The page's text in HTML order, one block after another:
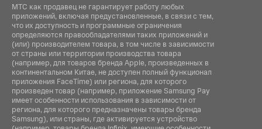
МТС как продавец не гарантирует работу любых
приложений, включая предустановленные, в связи с тем,
что их доступность и программные ограничения
определяются правообладателями таких приложений и
(или) производителем товара, в том числе в зависимости
от страны или территории производства товара
(например, для товаров бренда Apple, произведенных в
континентальном Китае, не доступен полный функционал
приложения FaceTime) или региона, для которого
произведен товар (например, приложение Samsung Pay
имеет особенности использования в зависимости от
региона, для которого предназначены товары бренда
Samsung), или страны, где активируется устройство